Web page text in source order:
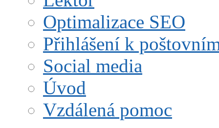
Optimalizace SEO
Přihlášení k
Social media
Úvod
Vzdálená pomoc